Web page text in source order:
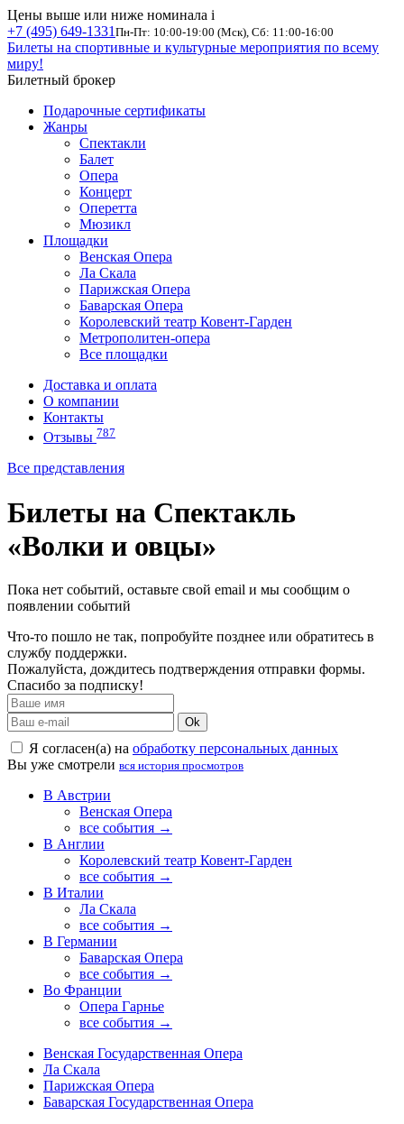
Цены выше или ниже номинала i
+7 (495) 649-1331 Пн-Пт: 10:00-19:00 (Мск), Сб: 11:00-16:00
Билеты на спортивные и культурные мероприятия по всему
миру!
Билетный брокер
Подарочные сертификаты
Жанры
Спектакли
Балет
Опера
Концерт
Оперетта
Мюзикл
Площадки
Венская Опера
Ла Скала
Парижская Опера
Баварская Опера
Королевский театр Ковент-Гарден
Метрополитен-опера
Все площадки
Доставка и оплата
О компании
Контакты
Отзывы 787
Все представления
Билеты на Спектакль
«Волки и овцы»
Пока нет событий, оставьте свой email и мы сообщим о
появлении событий
Что-то пошло не так, попробуйте позднее или обратитесь в
службу поддержки.
Пожалуйста, дождитесь подтверждения отправки формы.
Спасибо за подписку!
Ok
Я согласен(а) на обработку персональных данных
Вы уже смотрели вся история просмотров
В Австрии
Венская Опера
все события →
В Англии
Королевский театр Ковент-Гарден
все события →
В Италии
Ла Скала
все события →
В Германии
Баварская Опера
все события →
Во Франции
Опера Гарнье
все события →
Венская Государственная Опера
Ла Скала
Парижская Опера
Баварская Государственная Опера